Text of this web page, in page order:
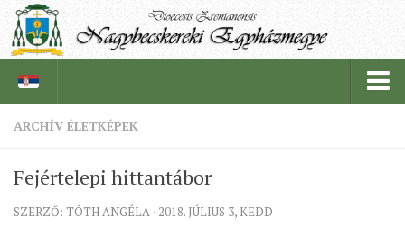
PÜSPÖK
TÖRTÉNELEM
ARCHÍV ÉLETKÉPEK
Fejértelepi hittantábor
SZERZŐ: TÓTH ANGÉLA · 2018. JÚLIUS 3, KEDD